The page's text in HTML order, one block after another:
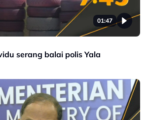
01:47
serang balai polis Yala